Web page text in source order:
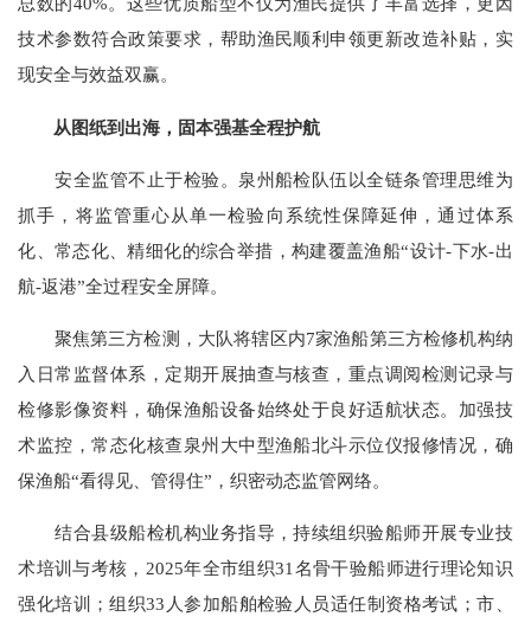
技术参数符合政策要求，帮助渔民顺利申领更新改造补贴，实
现安全与效益双赢。
从图纸到出海，固本强基全程护航
安全监管不止于检验。泉州船检队伍以全链条管理思维为
抓手，将监管重心从单一检验向系统性保障延伸，通过体系
化、常态化、精细化的综合举措，构建覆盖渔船“设计-下水-出
航-返港”全过程安全屏障。
聚焦第三方检测，大队将辖区内7家渔船第三方检修机构纳
入日常监督体系，定期开展抽查与核查，重点调阅检测记录与
检修影像资料，确保渔船设备始终处于良好适航状态。加强技
术监控，常态化核查泉州大中型渔船北斗示位仪报修情况，确
保渔船“看得见、管得住”，织密动态监管网络。
结合县级船检机构业务指导，持续组织验船师开展专业技
术培训与考核，2025年全市组织31名骨干验船师进行理论知识
强化培训；组织33人参加船舶检验人员适任制资格考试；市、